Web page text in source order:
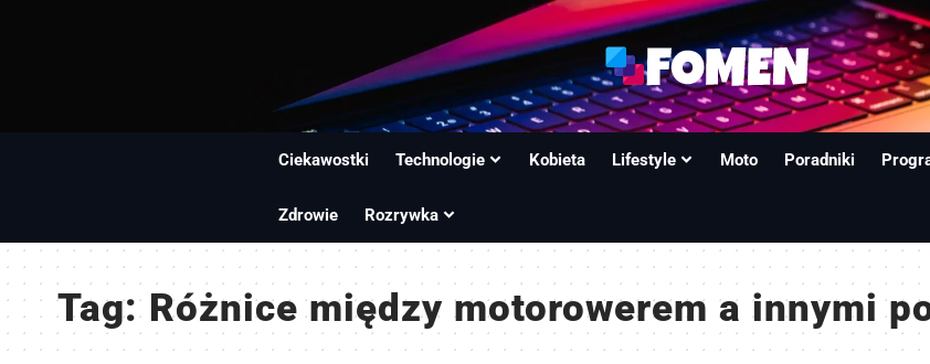
Ciekawostki Technologie Kobieta Lifestyle Moto Poradniki
Zdrowie Rozrywka
Tag:Różnice między motorowerem a innymi